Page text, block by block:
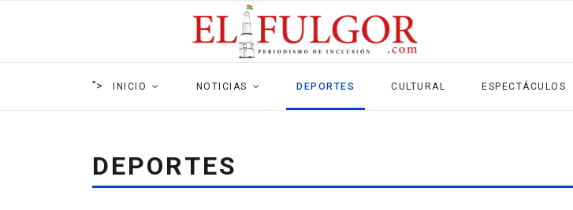
"> INICIO NOTICIAS DEPORTES CULTURAL ESPECTÁCULOS
DEPORTES